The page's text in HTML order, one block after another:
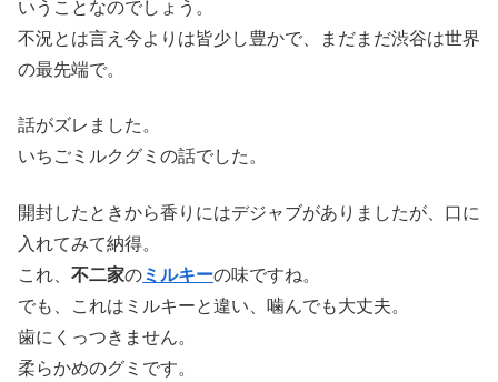
いうことなのでしょう。
不況とは言え今よりは皆少し豊かで、まだまだ渋谷は世界
の最先端で。
話がズレました。
いちごミルクグミの話でした。
開封したときから香りにはデジャブがありましたが、口に
入れてみて納得。
これ、 不二家のミルキーの味ですね。
でも、これはミルキーと違い、噛んでも大丈夫。
歯にくっつきません。
柔らかめのグミです。